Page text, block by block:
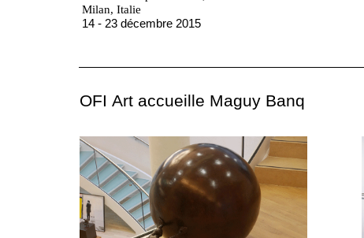
Milan, Italie
14 - 23 décembre 2015
OFI Art accueille Maguy Banq